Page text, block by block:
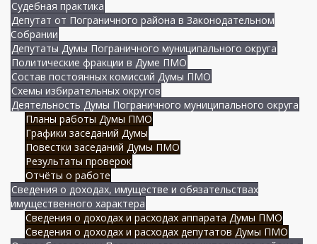
Судебная практика
Депутат от Пограничного района в Законодательном
Собрании
Депутаты Думы Пограничного муниципального округа
Политические фракции в Думе ПМО
Состав постоянных комиссий Думы ПМО
Схемы избирательных округов
Деятельность Думы Пограничного муниципального округа
Планы работы Думы ПМО
Графики заседаний Думы
Повестки заседаний Думы ПМО
Результаты проверок
Отчёты о работе
Сведения о доходах, имуществе и обязательствах
имущественного характера
Сведения о доходах и расходах аппарата Думы ПМО
Сведения о доходах и расходах депутатов Думы ПМО